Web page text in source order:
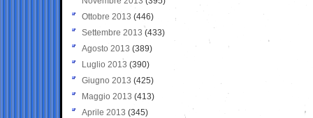
Ottobre 2013 (446)
Settembre 2013 (433)
Agosto 2013 (389)
Luglio 2013 (390)
Giugno 2013 (425)
Maggio 2013 (413)
Aprile 2013 (345)